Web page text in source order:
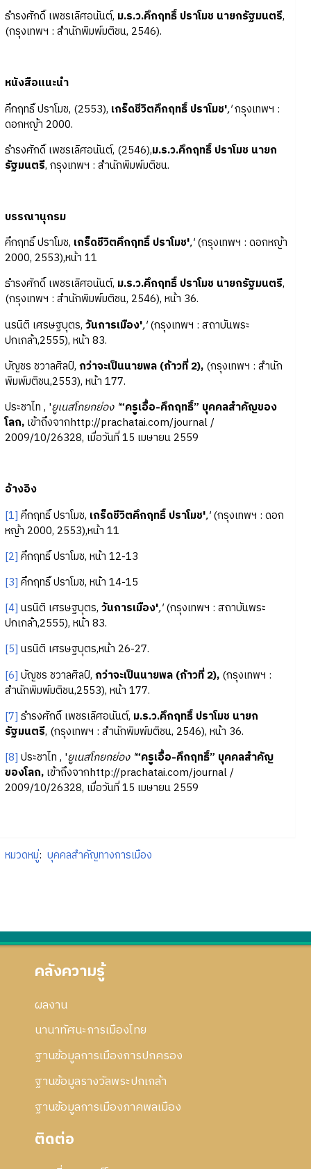
ธำรงศักดิ์ เพชรเลิศอนันต์, ม.ร.ว.คึกฤทธิ์ ปราโมช นายกรัฐมนตรี,
(กรุงเทพฯ : สำนักพิมพ์มติชน, 2546).
หนังสือแนะนำ
คึกฤทธิ์ ปราโมช, (2553), เกร็ดชีวิตคึกฤทธิ์ ปราโมช','กรุงเทพฯ :
ดอกหญ้า 2000.
ธำรงศักดิ์ เพชรเลิศอนันต์, (2546),ม.ร.ว.คึกฤทธิ์ ปราโมช นายก
รัฐมนตรี, กรุงเทพฯ : สำนักพิมพ์มติชน.
บรรณานุกรม
คึกฤทธิ์ ปราโมช, เกร็ดชีวิตคึกฤทธิ์ ปราโมช','(กรุงเทพฯ : ดอกหญ้า
2000, 2553),หน้า 11
ธำรงศักดิ์ เพชรเลิศอนันต์, ม.ร.ว.คึกฤทธิ์ ปราโมช นายกรัฐมนตรี,
(กรุงเทพฯ : สำนักพิมพ์มติชน, 2546), หน้า 36.
นรนิติ เศรษฐบุตร, วันการเมือง','(กรุงเทพฯ : สถาบันพระ
ปกเกล้า,2555), หน้า 83.
บัญชร ชวาลศิลป์, กว่าจะเป็นนายพล (ก้าวที่ 2),(กรุงเทพฯ : สำนัก
พิมพ์มติชน,2553), หน้า 177.
ประชาไท , 'ยูเนสโกยกย่อง '“ครูเอื้อ-คึกฤทธิ์” บุคคลสำคัญของ
โลก, เข้าถึงจากhttp://prachatai.com/journal /
2009/10/26328, เมื่อวันที่ 15 เมษายน 2559
อ้างอิง
[1] คึกฤทธิ์ ปราโมช, เกร็ดชีวิตคึกฤทธิ์ ปราโมช','(กรุงเทพฯ : ดอก
หญ้า 2000, 2553),หน้า 11
[2] คึกฤทธิ์ ปราโมช, หน้า 12-13
[3] คึกฤทธิ์ ปราโมช, หน้า 14-15
[4] นรนิติ เศรษฐบุตร, วันการเมือง','(กรุงเทพฯ : สถาบันพระ
ปกเกล้า,2555), หน้า 83.
[5] นรนิติ เศรษฐบุตร,หน้า 26-27.
[6] บัญชร ชวาลศิลป์, กว่าจะเป็นนายพล (ก้าวที่ 2),(กรุงเทพฯ :
สำนักพิมพ์มติชน,2553), หน้า 177.
[7] ธำรงศักดิ์ เพชรเลิศอนันต์, ม.ร.ว.คึกฤทธิ์ ปราโมช นายก
รัฐมนตรี, (กรุงเทพฯ : สำนักพิมพ์มติชน, 2546), หน้า 36.
[8] ประชาไท , 'ยูเนสโกยกย่อง '“ครูเอื้อ-คึกฤทธิ์” บุคคลสำคัญ
ของโลก, เข้าถึงจากhttp://prachatai.com/journal /
2009/10/26328, เมื่อวันที่ 15 เมษายน 2559
หมวดหมู่: บุคคลสำคัญทางการเมือง
คลังความรู้
ผลงาน
นานาทัศนะการเมืองไทย
ฐานข้อมูลการเมืองการปกครอง
ฐานข้อมูลรางวัลพระปกเกล้า
ฐานข้อมูลการเมืองภาคพลเมือง
ติดต่อ